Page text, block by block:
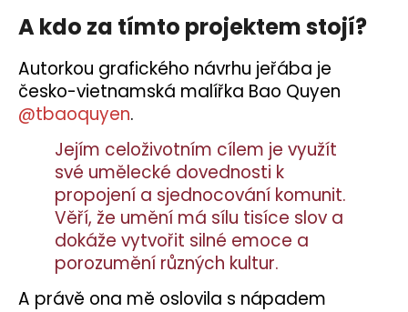
A kdo za tímto projektem stojí?
Autorkou grafického návrhu jeřába je
česko-vietnamská malířka Bao Quyen
@tbaoquyen.
Jejím celoživotním cílem je využít
své umělecké dovednosti k
propojení a sjednocování komunit.
Věří, že umění má sílu tisíce slov a
dokáže vytvořit silné emoce a
porozumění různých kultur.
A právě ona mě oslovila s nápadem